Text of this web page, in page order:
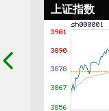
上证指数